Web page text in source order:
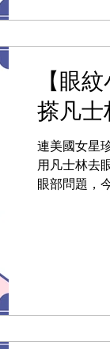
【眼
搽凡士
連美國女星
用凡士林去
眼部問題，